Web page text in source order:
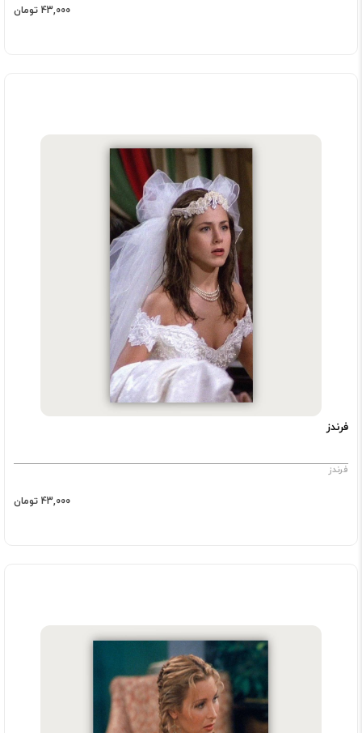
43,000 تومان
فرندز
فرندز
43,000 تومان